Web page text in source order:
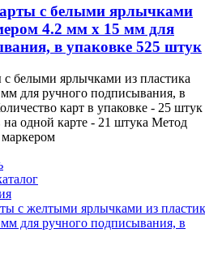
с белыми ярлычками
4.2 мм x 15 мм для
в упаковке 525 штук
белыми ярлычками из пластика
для ручного подписывания, в
карт в упаковке - 25 штук
на одной карте - 21 штука Метод